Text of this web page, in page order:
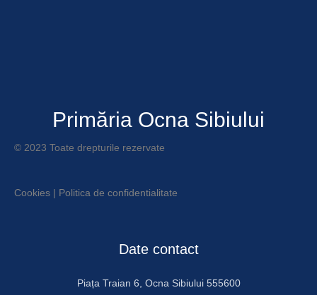
Primăria Ocna Sibiului
© 2023 Toate drepturile rezervate
Cookies | Politica de confidentialitate
Date contact
Piața Traian 6, Ocna Sibiului 555600